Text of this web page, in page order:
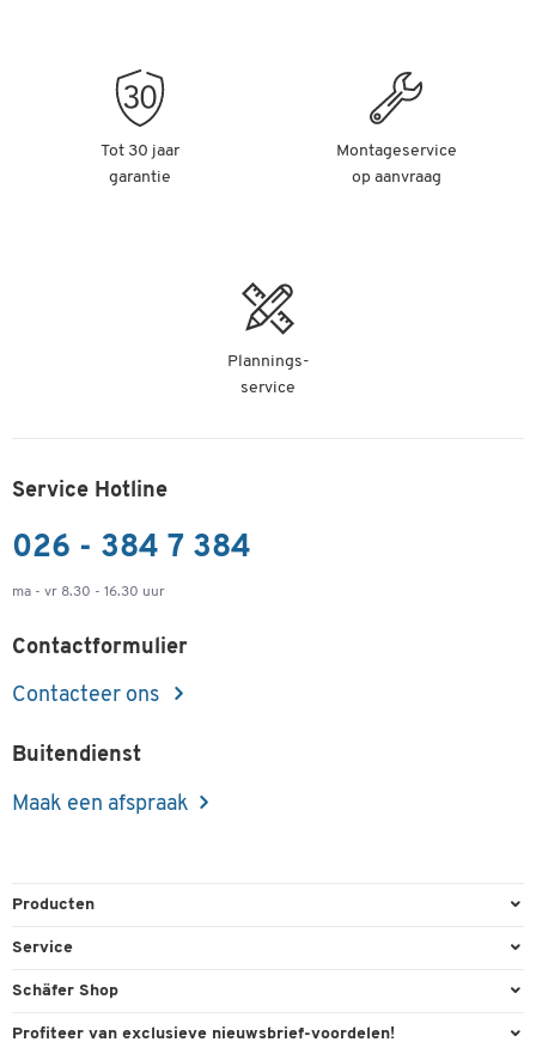
Tot 30 jaar
garantie
Montageservice
op aanvraag
Plannings-
service
Service Hotline
026 - 384 7 384
ma - vr 8.30 - 16.30 uur
Contactformulier
Contacteer ons
Buitendienst
Maak een afspraak
Producten
Kantoorbenodigdheden
Service
Bestelling herroepen
Schäfer Shop
Algemene voorwaarden
Profiteer van exclusieve nieuwsbrief-voordelen!